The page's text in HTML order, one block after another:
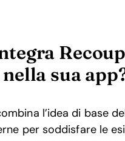
sua
l’idea di base
per soddisfare le